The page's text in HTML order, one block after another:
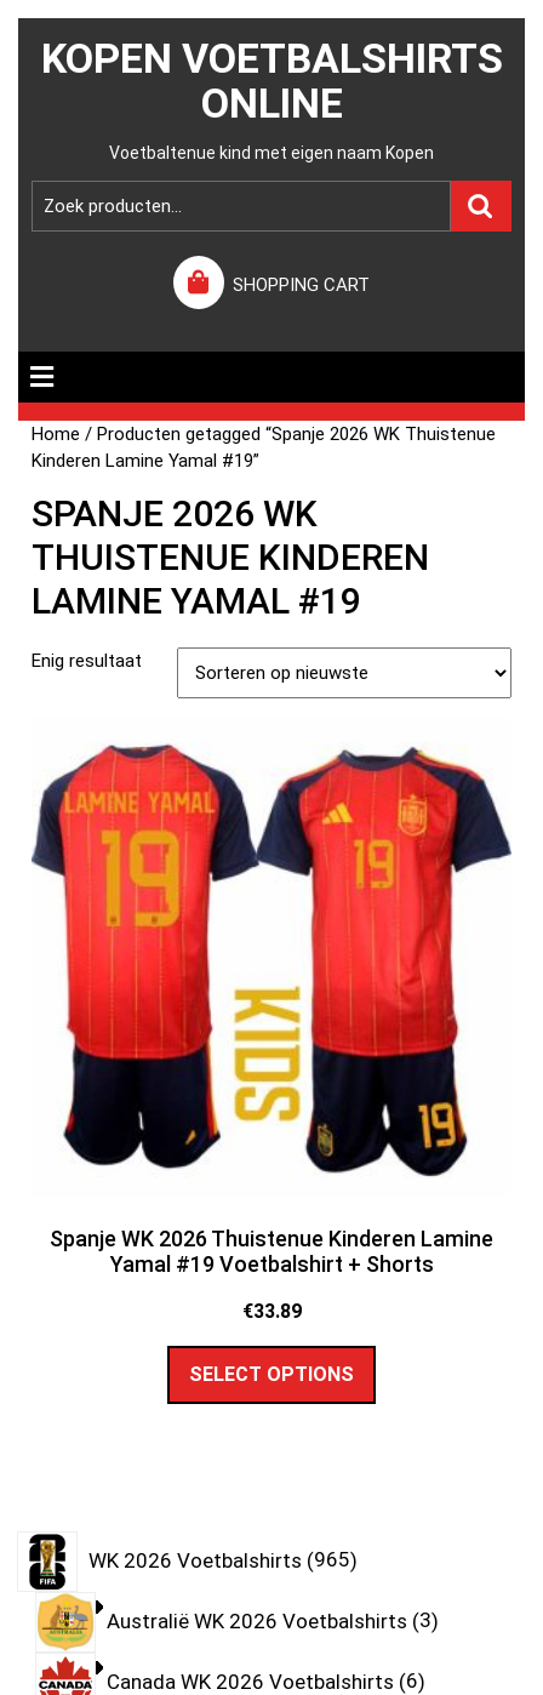
KOPEN VOETBALSHIRTS
ONLINE
Voetbaltenue kind met eigen naam Kopen
SHOPPING CART
Home / Producten getagged “Spanje 2026 WK Thuistenue
Kinderen Lamine Yamal #19”
SPANJE 2026 WK
THUISTENUE KINDEREN
LAMINE YAMAL #19
Enig resultaat
Spanje WK 2026 Thuistenue Kinderen Lamine
Yamal #19 Voetbalshirt + Shorts
€33.89
SELECT OPTIONS
WK 2026 Voetbalshirts 965
Australië WK 2026 Voetbalshirts 3
Canada WK 2026 Voetbalshirts 6